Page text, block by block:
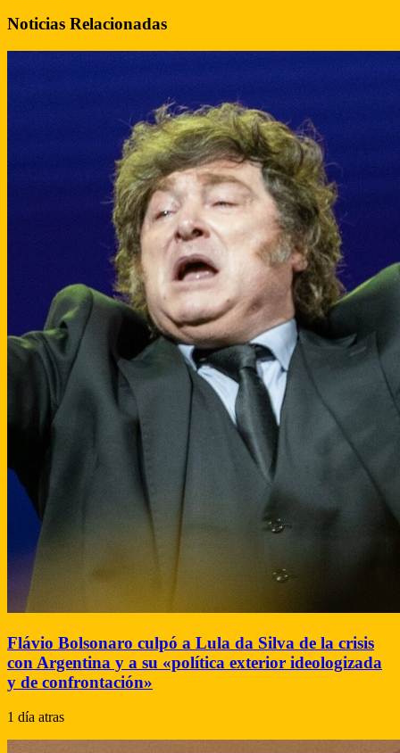
Noticias Relacionadas
Flávio Bolsonaro culpó a Lula da Silva de la crisis
con Argentina y a su «política exterior ideologizada
y de confrontación»
1 día atras